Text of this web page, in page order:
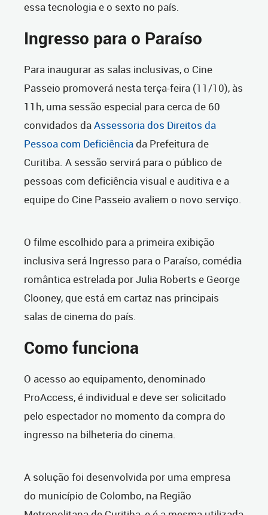
essa tecnologia e o sexto no país.
Ingresso para o Paraíso
Para inaugurar as salas inclusivas, o Cine
Passeio promoverá nesta terça-feira (11/10), às
11h, uma sessão especial para cerca de 60
convidados daAssessoria dos Direitos da
Pessoa com Deficiênciada Prefeitura de
Curitiba. A sessão servirá para o público de
pessoas com deficiência visual e auditiva e a
equipe do Cine Passeio avaliem o novo serviço.
O filme escolhido para a primeira exibição
inclusiva será Ingresso para o Paraíso, comédia
romântica estrelada por Julia Roberts e George
Clooney, que está em cartaz nas principais
salas de cinema do país.
Como funciona
O acesso ao equipamento, denominado
ProAccess, é individual e deve ser solicitado
pelo espectador no momento da compra do
ingresso na bilheteria do cinema.
A solução foi desenvolvida por uma empresa
do município de Colombo, na Região